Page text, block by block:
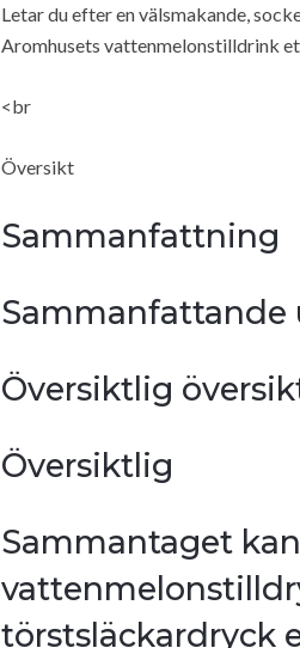
Letar du efter en välsmakande,
Aromhusets vattenmelonstilldrink
<br
Översikt
Sammanfattning
Sammanfattande
Översiktlig
Översiktlig
Sammantaget
törstsläckardryck